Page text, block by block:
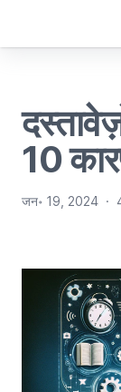
10
जन॰ 19, 2024 ·